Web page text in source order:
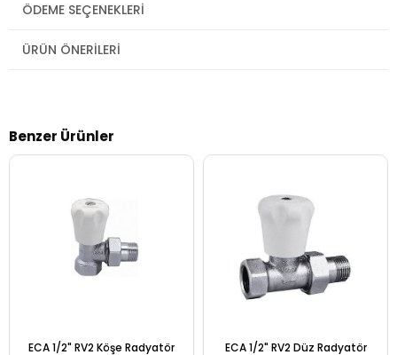
ÖDEME SEÇENEKLERI
ÜRÜN ÖNERILERI
Benzer Ürünler
ECA 1/2" RV2 Köşe Radyatör
ECA 1/2" RV2 Düz Radyatör